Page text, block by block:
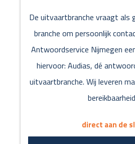
De uitvaartbranche vraagt als
branche om persoonlijk
Antwoordservice Nijmegen
hiervoor: Audias, dé
uitvaartbranche. Wij leveren
direct aan de